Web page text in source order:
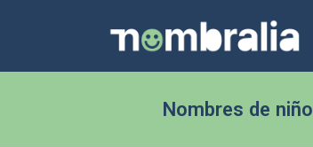
Nombres de niño